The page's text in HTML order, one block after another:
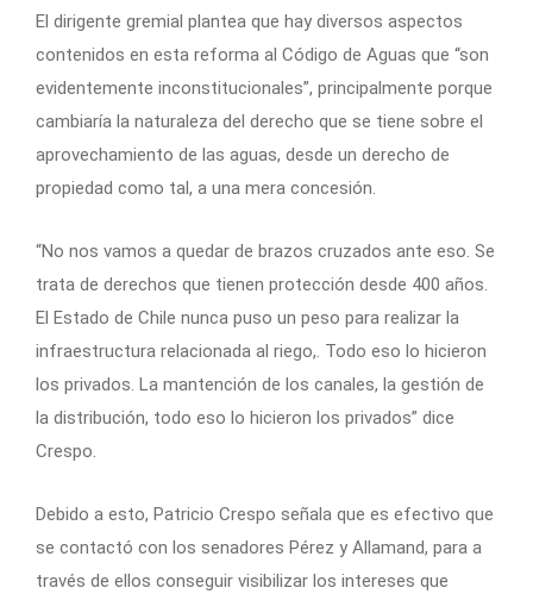
El dirigente gremial plantea que hay diversos aspectos
contenidos en esta reforma al Código de Aguas que “son
evidentemente inconstitucionales”, principalmente porque
cambiaría la naturaleza del derecho que se tiene sobre el
aprovechamiento de las aguas, desde un derecho de
propiedad como tal, a una mera concesión.
“No nos vamos a quedar de brazos cruzados ante eso. Se
trata de derechos que tienen protección desde 400 años.
El Estado de Chile nunca puso un peso para realizar la
infraestructura relacionada al riego,. Todo eso lo hicieron
los privados. La mantención de los canales, la gestión de
la distribución, todo eso lo hicieron los privados” dice
Crespo.
Debido a esto, Patricio Crespo señala que es efectivo que
se contactó con los senadores Pérez y Allamand, para a
través de ellos conseguir visibilizar los intereses que